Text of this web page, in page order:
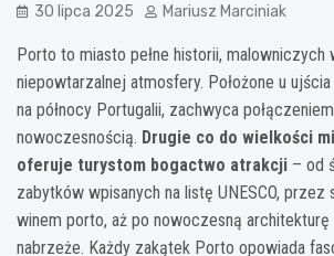
30 lipca 2025 Mariusz Marciniak
Porto to miasto pełne historii, malowniczych
niepowtarzalnej atmosfery. Położone u
na północy Portugalii, zachwyca
nowoczesnością. Drugie co do wielkości
oferuje turystom bogactwo atrakcji – od
zabytków wpisanych na listę UNESCO, przez
winem porto, aż po nowoczesną
nabrzeże. Każdy zakątek Porto opowiada